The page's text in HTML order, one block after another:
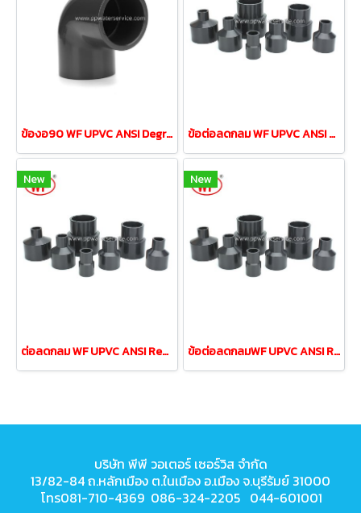
ข้องอ90 WF UPVC ANSI Degree Elbow ขนาด 4"DN100 ข้อต่อลดกลม WF UPVC ANSI Reducing Coupling 3/4"ลด1/2"
New
ต่อลดกลม WF UPVC ANSI Reducing Coupling 1-1/2"ลด 1/2"
New
ข้อต่อลดกลมWF UPVC ANSI Reducing Coupling 1-1/4"ลด3/4"
บริษัท พีพี วอเตอร์ เซอร์วิส จำกัด
13/82-84 ถ.หลักเมือง ต.ในเมือง อ.เมือง จ.บุรีรัมย์ 31000
โทร081-710-4369 086-324-2205 044-601001